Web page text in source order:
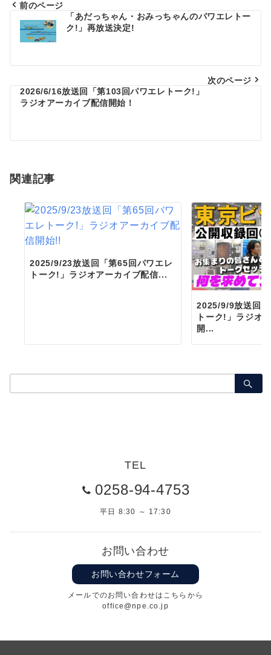
投
稿
ビ
ゲ
シ
ン
前のページ
「あだっちゃん・おみっちゃんのパワエレトー
ク!」再放送決定!
次のページ
2026/6/16放送回「第103回パワエレトーク!」
ラジオアーカイブ配信開始！
関連記事
2025/9/23放送回「第65回パワエレ
トーク!」ラジオアーカイブ配信...
2025/9/9放送回
トーク!」ラジオ
開...
索：
TEL
0258-94-4753
平日 8:30 ～ 17:30
お問い合わせ
お問い合わせフォーム
メールでのお問い合わせはこちらから
office@npe.co.jp